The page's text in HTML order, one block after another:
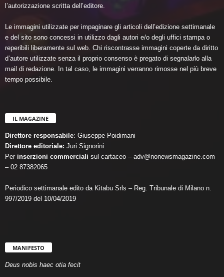
l’autorizzazione scritta dell’editore.
Le immagini utilizzate per impaginare gli articoli dell’edizione settimanale
e del sito sono concessi in utilizzo dagli autori e/o degli uffici stampa o
reperibili liberamente sul web. Chi riscontrasse immagini coperte da diritto
d’autore utilizzate senza il proprio consenso è pregato di segnalarlo alla
mail di redazione. In tal caso, le immagini verranno rimosse nel più breve
tempo possibile.
IL MAGAZINE
Direttore responsabile: Giuseppe Poidimani
Direttore editoriale: Juri Signorini
Per inserzioni commerciali sul cartaceo – adv@nonewsmagazine.com
– 02 87382065
Periodico settimanale edito da Kitabu Srls – Reg. Tribunale di Milano n.
997/2019 del 10/04/2019
MANIFESTO
Deus nobis haec otia fecit